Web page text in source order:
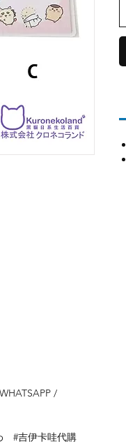
/
#吉伊卡哇代購